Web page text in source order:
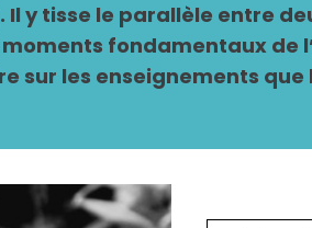
y tisse le parallèle entre
fondamentaux de
sur les enseignements que